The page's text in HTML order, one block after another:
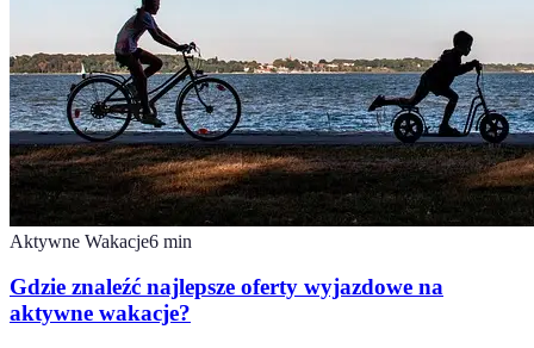
Aktywne Wakacje6 min
Gdzie znaleźć najlepsze oferty wyjazdowe na
aktywne wakacje?